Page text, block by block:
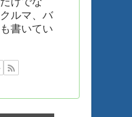
ルマ、バ
書いてい